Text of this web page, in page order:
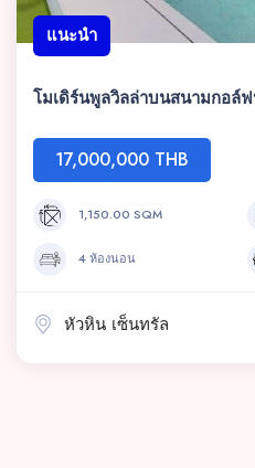
แนะนำ
โมเดิร์นพูลวิลล่าบนสนามกอล์
17,000,000 THB
1,150.00 SQM
4 ห้องนอน
หัวหิน เซ็นทรัล